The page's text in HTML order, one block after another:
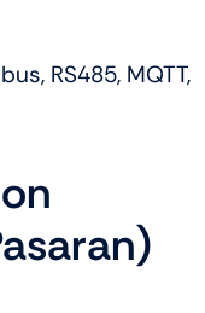
RS485, MQTT,